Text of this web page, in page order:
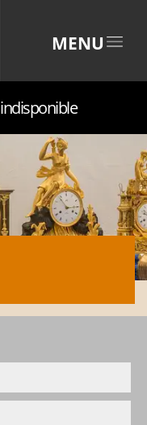
MENU
indisponible